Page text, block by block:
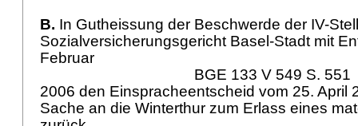
B. In Gutheissung der Beschwerde der IV-
Sozialversicherungsgericht Basel-Stadt mit
Februar
BGE 133 V 549 S. 551
2006 den Einspracheentscheid vom 25. April
Sache an die Winterthur zum Erlass eines